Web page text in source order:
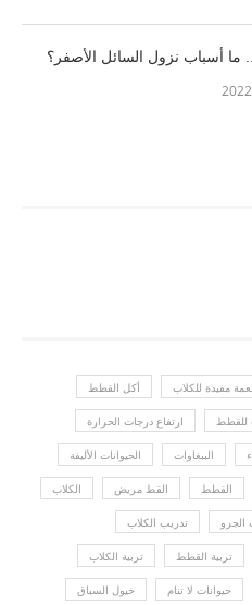
ما أسباب نزول السائل الأصفر؟
مفيدة للكلاب أكل القطط
للقطط ارتفاع درجات الحرارة
الببغاوات الحيوانات الأليفة
القطط القط مريض الكلاب
الجرو تدريب الكلاب
تربية القطط تربية الكلاب
حيوانات لا تنام خيول السباق